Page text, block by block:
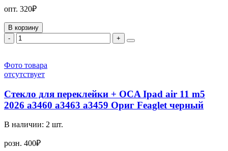
опт. 320₽
В корзину
-
+
Фото товара
отсутствует
Стекло для переклейки + OCA Ipad air 11 m5
2026 а3460 а3463 а3459 Ориг Feaglet черный
В наличии: 2 шт.
розн. 400₽